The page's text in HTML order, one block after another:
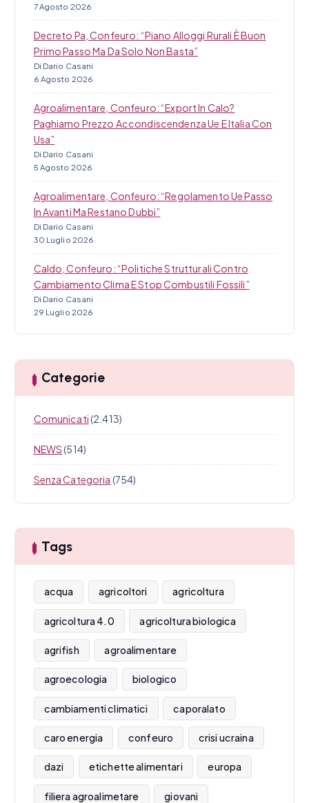
7 Agosto 2026
Decreto Pa, Confeuro: “Piano Alloggi Rurali È Buon
Primo Passo Ma Da Solo Non Basta”
Di Dario Casani
6 Agosto 2026
Agroalimentare, Confeuro: “Export In Calo?
Paghiamo Prezzo Accondiscendenza Ue E Italia Con
Usa”
Di Dario Casani
5 Agosto 2026
Agroalimentare, Confeuro: “Regolamento Ue Passo
In Avanti Ma Restano Dubbi”
Di Dario Casani
30 Luglio 2026
Caldo, Confeuro: “Politiche Strutturali Contro
Cambiamento Clima E Stop Combustili Fossili”
Di Dario Casani
29 Luglio 2026
Categorie
Comunicati(2.413)
NEWS(514)
Senza Categoria (754)
Tags
acqua agricoltori agricoltura
agricoltura 4.0 agricoltura biologica
agrifish agroalimentare
agroecologia biologico
cambiamenti climatici caporalato
caro energia confeuro crisi ucraina
dazi etichette alimentari europa
filiera agroalimetare giovani